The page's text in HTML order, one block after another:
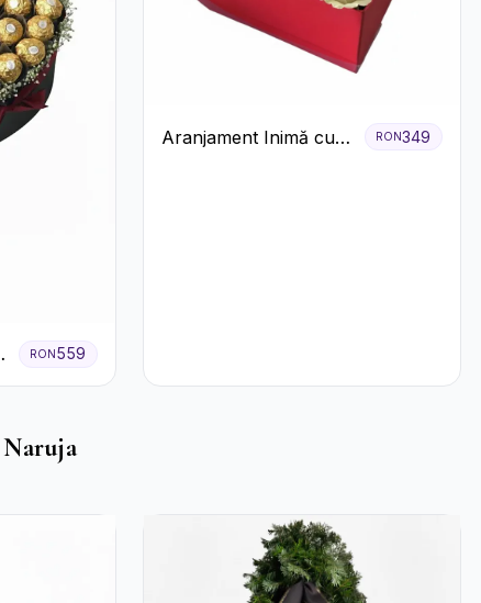
RON559
Aranjament Inimă cu
RON349